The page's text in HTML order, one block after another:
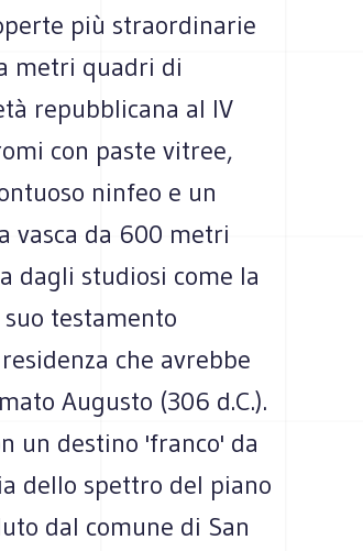
più straordinarie
metri quadri di
repubblicana al IV
con paste vitree,
ninfeo e un
vasca da 600 metri
dagli studiosi come la
testamento
che avrebbe
Augusto (306 d.C.).
un destino 'franco' da
dello spettro del piano
dal comune di San